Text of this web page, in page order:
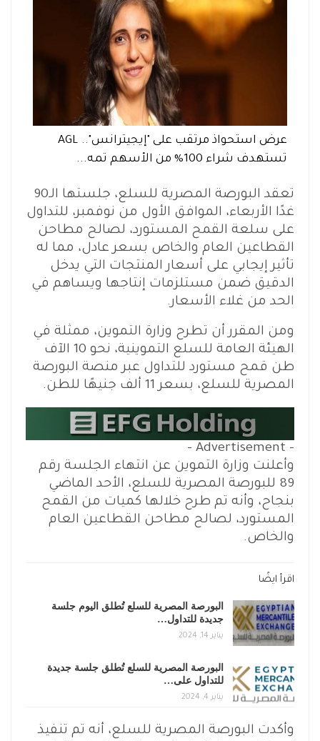
عرض استحواذ مرتقب على "إيجيترانس".. AGL
تستهدف شراء 100% من الأسهم تمه...
تعقد البورصة المصرية للسلع، جلستها الـ90
غدًا الأربعاء، الموافق الأول من نوفمبر، للتداول
على سلعة القمح المستورد، لصالح مطاحن
القطاعين العام والخاص بسعر عادل، مما له
تأثير إيجابي على أسعار المنتجات التي يدخل
الدقيق ضمن مستلزمات إنتاجها ويساهم في
الحد من غلاء الأسعار.
ومن المقرر أن تطرح وزارة التموين، ممثلة في
الهيئة العامة للسلع التموينية، نحو 10 الآف
طن قمح مستورد للتداول عبر منصة البورصة
المصرية للسلع، بسعر 11 ألف جنيهًا للطن.
- Advertisement -
وأعلنت وزارة التموين عن انتهاء الجلسة رقم
89 للبورصة المصرية للسلع، الأحد الماضي
بنجاح، وأنه تم طرح خلالها كميات من القمح
المستورد، لصالح مطاحن القطاعين العام
والخاص.
اقرأ ايضًا
البورصة المصرية للسلع تُطلق اليوم جلسة
جديدة للتداول…
يناير 14, 2024
البورصة المصرية للسلع تُطلق جلسة جديدة
للتداول على…
يناير 4, 2024
وأكدت البورصة المصرية للسلع، أنه تم تنفيذ